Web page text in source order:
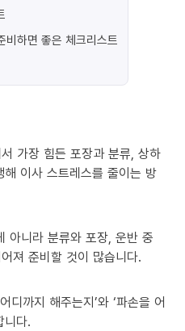
비하면 좋은 체크리스트
가장 힘든 포장과 분류, 상하
이사 스트레스를 줄이는 방
아니라 분류와 포장, 운반 중
져 준비할 것이 많습니다.
디까지 해주는지’와 ‘파손을 어
니다.